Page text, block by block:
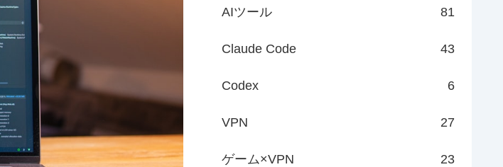
AIツール 81
Claude Code 43
Codex 6
VPN 27
ゲーム×VPN 23